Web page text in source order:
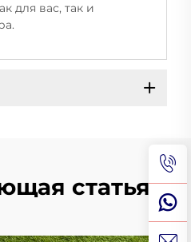
для вас, так и
статья